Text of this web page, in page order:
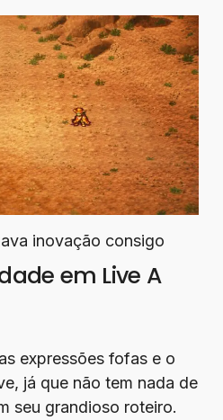
inovação consigo
em Live A
expressões fofas e o
já que não tem nada de
seu grandioso roteiro.